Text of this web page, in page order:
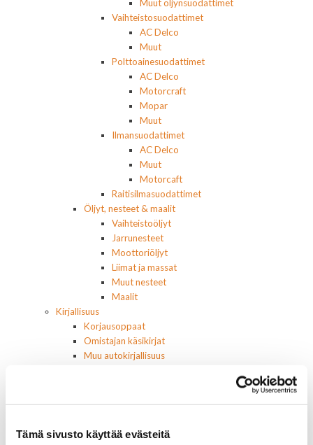
Tämä sivusto käyttää evästeitä
Muut öljynsuodattimet
Vaihteistosuodattimet
AC Delco
Muut
Polttoainesuodattimet
AC Delco
Motorcraft
Mopar
Muut
Ilmansuodattimet
AC Delco
Muut
Motorcaft
Raitisilmasuodattimet
Öljyt, nesteet & maalit
Vaihteistoöljyt
Jarrunesteet
Moottoriöljyt
Liimat ja massat
Muut nesteet
Maalit
Kirjallisuus
Korjausoppaat
Omistajan käsikirjat
Muu autokirjallisuus
Van 1978-1996